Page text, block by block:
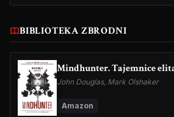
BIBLIOTEKA ZBRODNI
Mindhunter. Tajemnice
John Douglas, Mark Olshaker
Amazon